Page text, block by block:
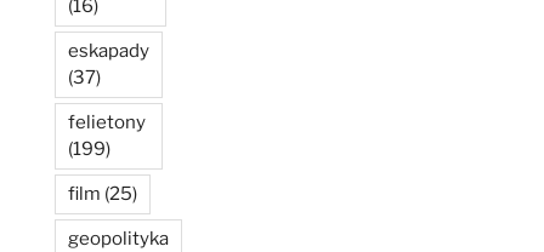
(16)
eskapady
(37)
felietony
(199)
film (25)
geopolityka